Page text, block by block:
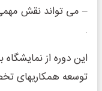
– می تواند نقش
.
این دوره از
توسعه همکاریهای